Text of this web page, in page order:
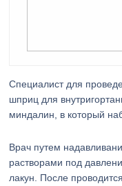
Специалист для
шприц для
миндалин, в который
Врач путем
растворами под
лакун. После